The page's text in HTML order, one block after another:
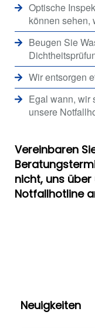
Optische
können sehen,
Beugen Sie
Wir entsorgen
Egal wann, wir
unsere
Vereinbaren
nicht, uns
Notfallhotline
Neuigkeiten